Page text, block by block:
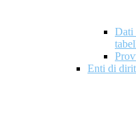
Dati
Enti di